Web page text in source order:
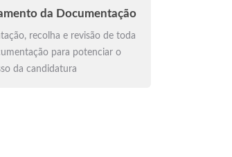
da Documentação
recolha e revisão de toda
para potenciar o
da candidatura